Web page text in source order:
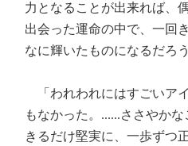
力となることが出来れば、
出会った運命の中で、一回
なに輝いたものになるだろう
「われわれにはすごいア
もなかった。......ささやか
きるだけ堅実に、一歩ずつ